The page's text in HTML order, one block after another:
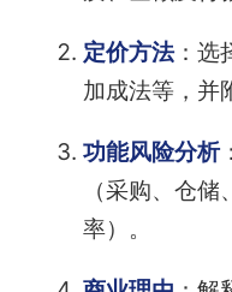
定价方法：选
加成法等，并
功能风险分析
（采购、仓
率）。